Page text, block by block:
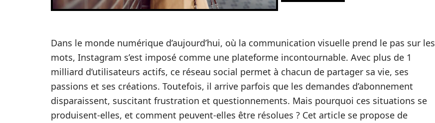
Dans le monde numérique d’aujourd’hui, où la communication visuelle prend le pas sur les
mots, Instagram s’est imposé comme une plateforme incontournable. Avec plus de 1
milliard d’utilisateurs actifs, ce réseau social permet à chacun de partager sa vie, ses
passions et ses créations. Toutefois, il arrive parfois que les demandes d’abonnement
disparaissent, suscitant frustration et questionnements. Mais pourquoi ces situations se
produisent-elles, et comment peuvent-elles être résolues ? Cet article se propose de